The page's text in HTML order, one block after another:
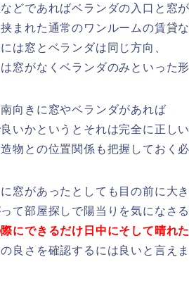
どであればベランダの入口と窓
まれた通常のワンルームの賃貸な
は窓とベランダは同じ方向、
窓がなくベランダのみといった
向きに窓やベランダがあれば
いかというとそれは完全に正し
物との位置関係も把握しておく
窓があったとしても目の前に大
て部屋探しで陽当りを気になさ
にできるだけ日中にそして晴れ
良さを確認するには良いと言えま